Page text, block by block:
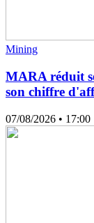
Mining
MARA réduit
son chiffre
07/08/2026 • 17:00